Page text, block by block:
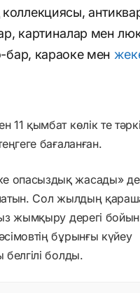
картиналар мен
бар, караоке мен
қымбат көлік те
бағаланған.
опасыздық жасады»
Сол жылдың
жымқыру дерегі
бұрынғы күйеу
болды.